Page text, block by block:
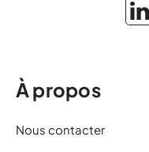
À propos
Nous contacter